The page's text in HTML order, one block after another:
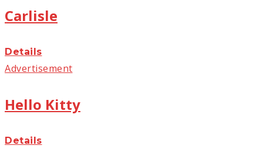
Carlisle
Details
Advertisement
Hello Kitty
Details